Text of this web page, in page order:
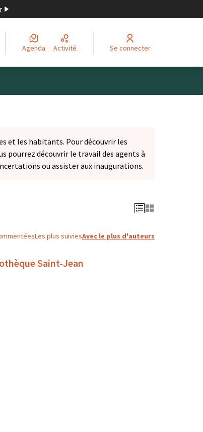
Agenda Activité Se connecter
et les habitants. Pour découvrir les
pourrez découvrir le travail des agents à
ou assister aux inaugurations.
Les plus suiviesAvec le plus d'auteurs
Saint-Jean